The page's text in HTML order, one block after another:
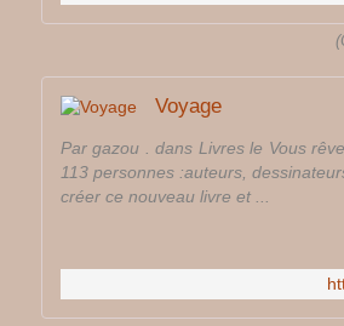
Voyage
Par gazou . dans Livres le Vous
113 personnes :auteurs,
créer ce nouveau livre et ...